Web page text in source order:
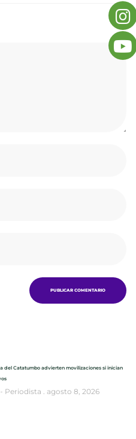
del Catatumbo advierten movilizaciones si inician
Periodista agosto 8, 2026